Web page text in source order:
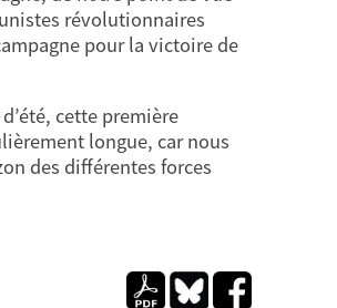
révolutionnaires
pour la victoire de
cette première
longue, car nous
des différentes forces